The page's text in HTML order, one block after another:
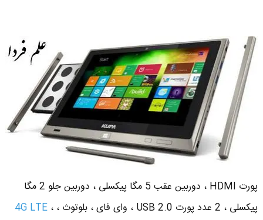
پورت HDMI ، دوربین عقب 5 مگا پیکسلی ، دوربین جلو 2 مگا
پیکسلی ، 2 عدد پورت USB 2.0 ، وای فای ، بلوتوث ،
4G LTE ،